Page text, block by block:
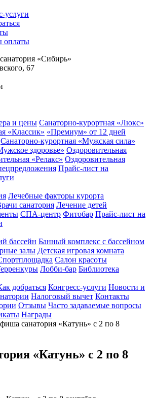
услуги
оплаты
«Сибирь»
67
и цены Санаторно-курортная «Люкс»
«Классик» «Премиум» от 12 дней
Санаторно-курортная «Мужская сила»
здоровье» Оздоровительная
«Релакс» Оздоровительная
Прайс-лист на
Лечебные факторы курорта
санатория Лечение детей
СПА-центр Фитобар Прайс-лист на
бассейн Банный комплекс с бассейном
залы Детская игровая комната
Салон красоты
Лобби-бар Библиотека
добраться Конгресс-услуги Новости и
Налоговый вычет Контакты
Отзывы Часто задаваемые вопросы
Награды
санатория «Катунь» с 2 по 8
«Катунь» с 2 по 8